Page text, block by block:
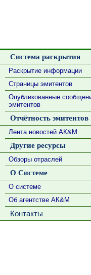
Система раскрытия
Раскрытие информации
Страницы эмитентов
Опубликованные
эмитентов
Отчётность эмитентов
Лента новостей АК&М
Другие ресурсы
Обзоры отраслей
О Системе
О системе
Об агентстве АК&М
Контакты